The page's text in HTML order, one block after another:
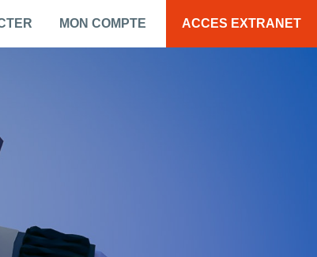
MON COMPTE
ACCES EXTRANET